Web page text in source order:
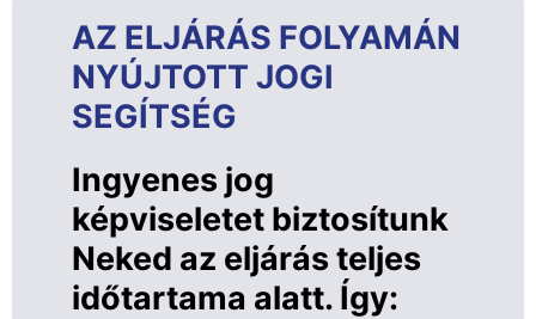
AZ ELJÁRÁS FOLYAMÁN
NYÚJTOTT JOGI
SEGÍTSÉG
Ingyenes jog
képviseletet biztosítunk
Neked az eljárás teljes
időtartama alatt. Így: